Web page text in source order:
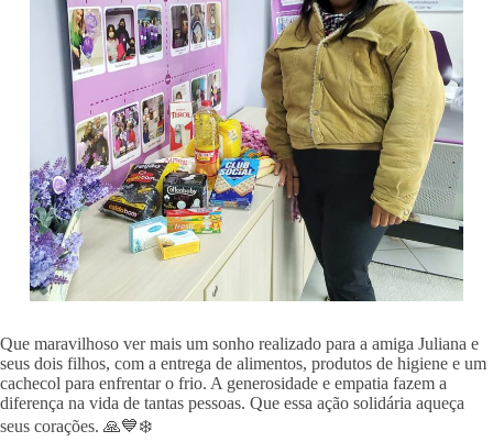
Que maravilhoso ver mais um sonho realizado para a amiga Juliana e
seus dois filhos, com a entrega de alimentos, produtos de higiene e um
cachecol para enfrentar o frio. A generosidade e empatia fazem a
diferença na vida de tantas pessoas. Que essa ação solidária aqueça
seus corações. 🙏💙❄️